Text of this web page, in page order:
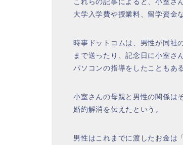
大学入学費や授業料、留学資金
時事ドットコムは、男性が同社
まで送ったり、記念日に小室さ
パソコンの指導をしたこともあ
小室さんの母親と男性の関係は
婚約解消を伝えたという。
男性はこれまでに渡したお金は